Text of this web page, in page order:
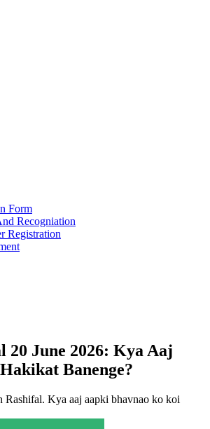
Form
Recogniation
Registration
20 June 2026: Kya Aaj
Banenge?
Rashifal. Kya aaj aapki bhavnao ko koi